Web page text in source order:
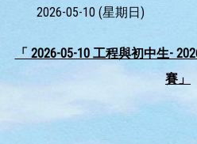
2026-05-10 (星期日)
「 2026-05-10 工程與初中生-
賽」